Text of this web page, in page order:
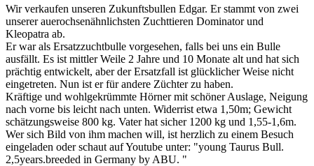
Wir verkaufen unseren Zukunftsbullen Edgar. Er stammt von zwei
unserer auerochsenähnlichsten Zuchttieren Dominator und
Kleopatra ab.
Er war als Ersatzzuchtbulle vorgesehen, falls bei uns ein Bulle
ausfällt. Es ist mittler Weile 2 Jahre und 10 Monate alt und hat sich
prächtig entwickelt, aber der Ersatzfall ist glücklicher Weise nicht
eingetreten. Nun ist er für andere Züchter zu haben.
Kräftige und wohlgekrümmte Hörner mit schöner Auslage, Neigung
nach vorne bis leicht nach unten. Widerrist etwa 1,50m; Gewicht
schätzungsweise 800 kg. Vater hat sicher 1200 kg und 1,55-1,6m.
Wer sich Bild von ihm machen will, ist herzlich zu einem Besuch
eingeladen oder schaut auf Youtube unter: "young Taurus Bull.
2,5years.breeded in Germany by ABU. "